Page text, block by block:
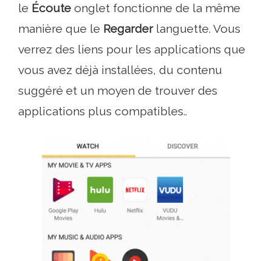
le Écoute onglet fonctionne de la même
manière que le Regarderlanguette. Vous
verrez des liens pour les applications que
vous avez déjà installées, du contenu
suggéré et un moyen de trouver des
applications plus compatibles..